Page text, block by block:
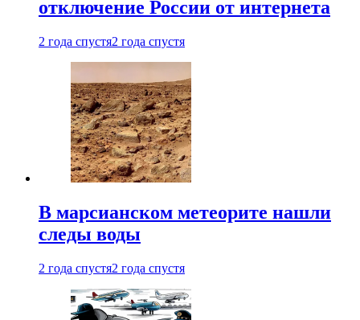
отключение России от интернета
2 года спустя2 года спустя
В марсианском метеорите нашли
следы воды
2 года спустя2 года спустя